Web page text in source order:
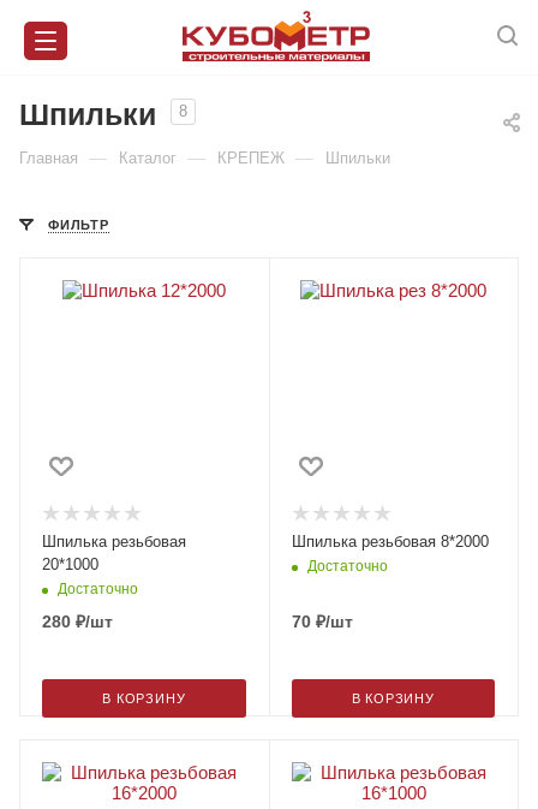
Шпильки 8
Главная — Каталог — КРЕПЕЖ — Шпильки
ФИЛЬТР
Шпилька резьбовая
20*1000
Достаточно
280 ₽/шт
В КОРЗИНУ
Шпилька резьбовая 8*2000
Достаточно
70₽/шт
В КОРЗИНУ